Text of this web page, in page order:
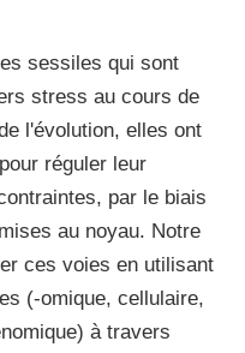
sessiles qui sont
stress au cours de
l'évolution, elles ont
réguler leur
par le biais
au noyau. Notre
ces voies en utilisant
(-omique, cellulaire,
à travers